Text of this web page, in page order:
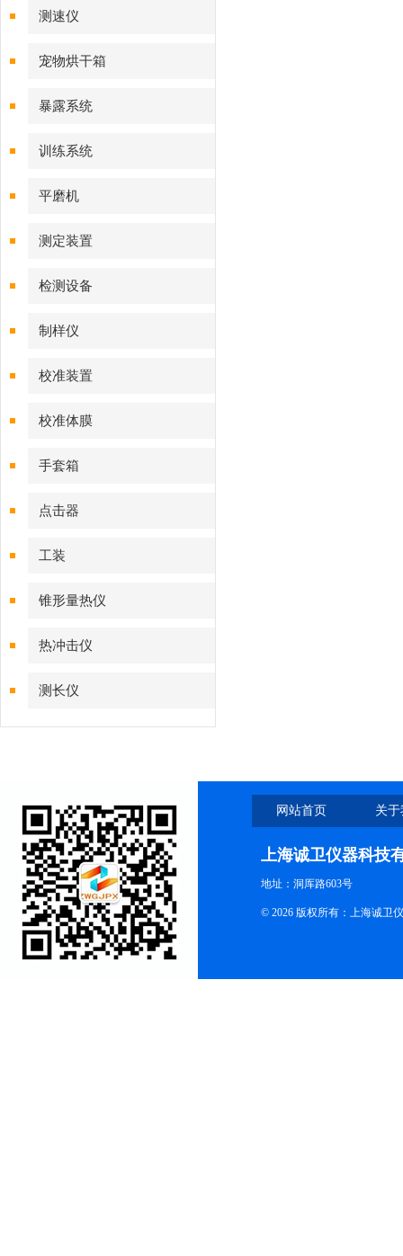
测速仪
宠物烘干箱
暴露系统
训练系统
平磨机
测定装置
检测设备
制样仪
校准装置
校准体膜
手套箱
点击器
工装
锥形量热仪
热冲击仪
测长仪
网站首页 关
上海诚卫仪器科技
地址：洞厍路603号
© 2026 版权所有：上海诚卫